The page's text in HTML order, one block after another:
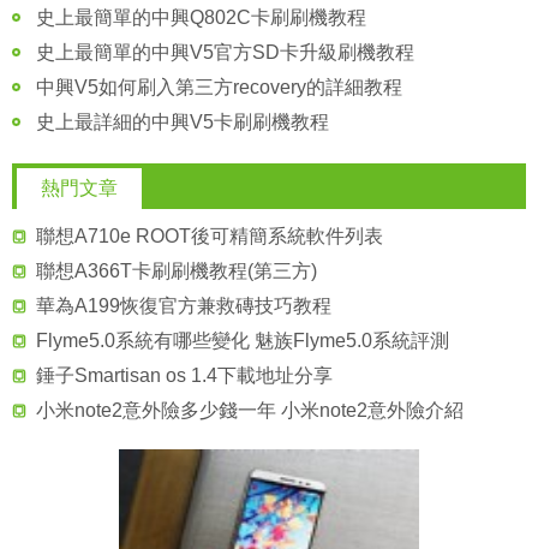
史上最簡單的中興Q802C卡刷刷機教程
史上最簡單的中興V5官方SD卡升級刷機教程
中興V5如何刷入第三方recovery的詳細教程
史上最詳細的中興V5卡刷刷機教程
熱門文章
聯想A710e ROOT後可精簡系統軟件列表
聯想A366T卡刷刷機教程(第三方)
華為A199恢復官方兼救磚技巧教程
Flyme5.0系統有哪些變化 魅族Flyme5.0系統評測
錘子Smartisan os 1.4下載地址分享
小米note2意外險多少錢一年 小米note2意外險介紹